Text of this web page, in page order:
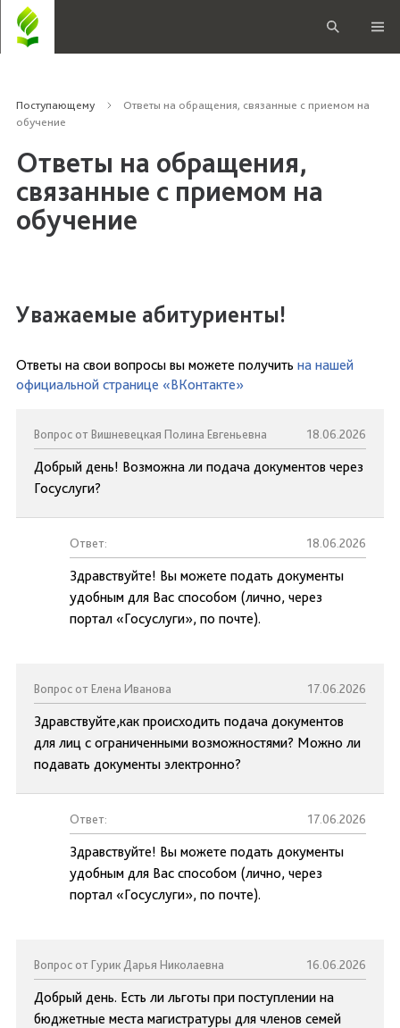
Поступающему
Ответы на обращения, связанные с приемом на
обучение
Ответы на обращения,
связанные с приемом на
обучение
Уважаемые абитуриенты!
Ответы на свои вопросы вы можете получить на нашей
официальной странице «ВКонтакте»
Вопрос от Вишневецкая Полина Евгеньевна 18.06.2026
Добрый день! Возможна ли подача документов через
Госуслуги?
Ответ: 18.06.2026
Здравствуйте! Вы можете подать документы
удобным для Вас способом (лично, через
портал «Госуслуги», по почте).
Вопрос от Елена Иванова 17.06.2026
Здравствуйте,как происходить подача документов
для лиц с ограниченными возможностями? Можно ли
подавать документы электронно?
Ответ: 17.06.2026
Здравствуйте! Вы можете подать документы
удобным для Вас способом (лично, через
портал «Госуслуги», по почте).
Вопрос от Гурик Дарья Николаевна 16.06.2026
Добрый день. Есть ли льготы при поступлении на
бюджетные места магистратуры для членов семей